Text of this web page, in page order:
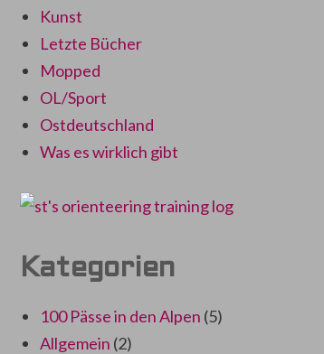
Kunst
Letzte Bücher
Mopped
OL/Sport
Ostdeutschland
Was es wirklich gibt
Kategorien
100 Pässe in den Alpen (5)
Allgemein (2)